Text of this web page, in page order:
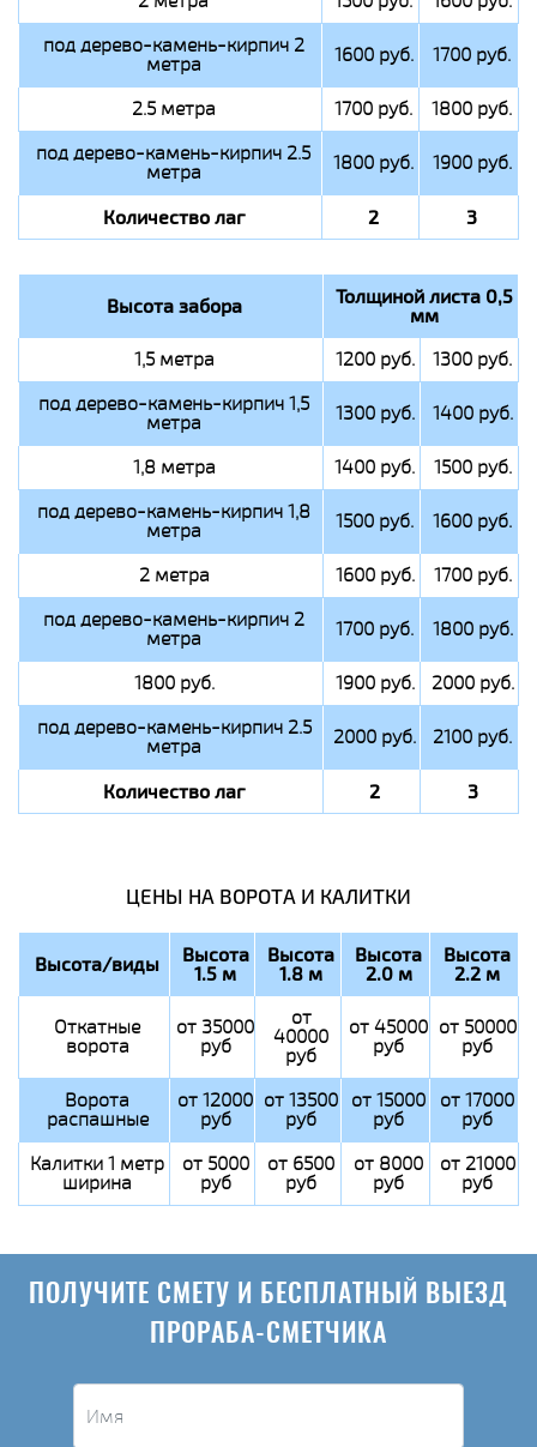
под дерево-камень-кирпич 2
метра 1600 руб. 1700 руб.
2.5 метра 1700 руб.
1800 руб.
под дерево-камень-кирпич 2.5
метра 1800 руб. 1900 руб.
Количество лаг 2 3
Высота забора Толщиной листа 0,5
мм
1,5 метра 1200 руб.
1300 руб.
под дерево-камень-кирпич 1,5
метра 1300 руб. 1400 руб.
1,8 метра 1400 руб.
1500 руб.
под дерево-камень-кирпич 1,8
метра 1500 руб. 1600 руб.
2 метра 1600 руб.
1700 руб.
под дерево-камень-кирпич 2
метра 1700 руб. 1800 руб.
1800 руб. 1900 руб.
2000 руб.
под дерево-камень-кирпич 2.5
метра 2000 руб. 2100 руб.
Количество лаг 2 3
ЦЕНЫ НА ВОРОТА И КАЛИТКИ
Высота/виды Высота
1.5 м
Высота
1.8 м
Высота
2.0 м
Высота
2.2 м
Откатные
ворота
от 35000
руб
от
40000
руб
от 45000
руб
от 50000
руб
Ворота
распашные
от 12000
руб
от 13500
руб
от 15000
руб
от 17000
руб
Калитки 1 метр
ширина
от 5000
руб
от 6500
руб
от 8000
руб
от 21000
руб
ПОЛУЧИТЕ СМЕТУ И БЕСПЛАТНЫЙ ВЫЕЗД
ПРОРАБА-СМЕТЧИКА